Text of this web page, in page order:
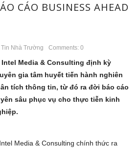
CÁO BUSINESS AHEAD
Tin Nhà Trường Comments: 0
Intel Media & Consulting định kỳ
gia tâm huyết tiến hành nghiên
tích thông tin, từ đó ra đời báo cáo
sâu phục vụ cho thực tiễn kinh
Media & Consulting chính thức ra